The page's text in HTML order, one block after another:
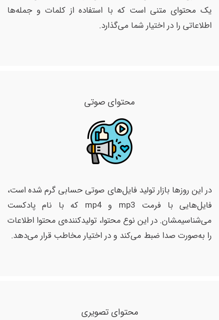
یک محتوای متنی است که با استفاده از کلمات و جمله‌ها
اطلاعاتی را در اختیار شما می‌گذارد.
محتوای صوتی
در این روزها بازار تولید فایل‌های صوتی حسابی گرم شده است،
فایل‌هایی با فرمت mp3 و mp4 که با نام پادکست
می‌شناسیمشان. در این نوع محتوا، تولیدکننده‌ی محتوا اطلاعات
را به‌صورت صدا ضبط می‌کند و در اختیار مخاطب قرار می‌دهد.
محتوای تصویری